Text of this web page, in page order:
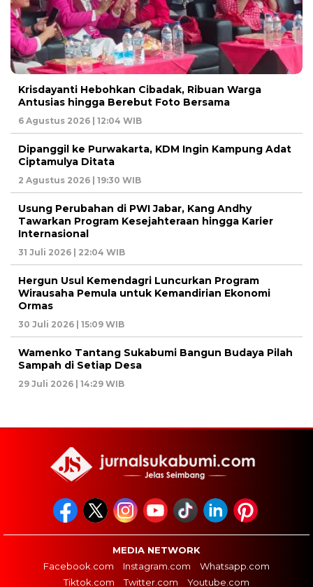
Krisdayanti Hebohkan Cibadak, Ribuan Warga
Antusias hingga Berebut Foto Bersama
6 Agustus 2026 | 12:04 WIB
Dipanggil ke Purwakarta, KDM Ingin Kampung Adat
Ciptamulya Ditata
2 Agustus 2026 | 19:30 WIB
Usung Perubahan di PWI Jabar, Kang Andhy
Tawarkan Program Kesejahteraan hingga Karier
Internasional
31 Juli 2026 | 22:04 WIB
Hergun Usul Kemendagri Luncurkan Program
Wirausaha Pemula untuk Kemandirian Ekonomi
Ormas
30 Juli 2026 | 15:09 WIB
Wamenko Tantang Sukabumi Bangun Budaya Pilah
Sampah di Setiap Desa
29 Juli 2026 | 14:29 WIB
MEDIA NETWORK
Facebook.com
Instagram.com
Whatsapp.com
Tiktok.com
Twitter.com Youtube.com